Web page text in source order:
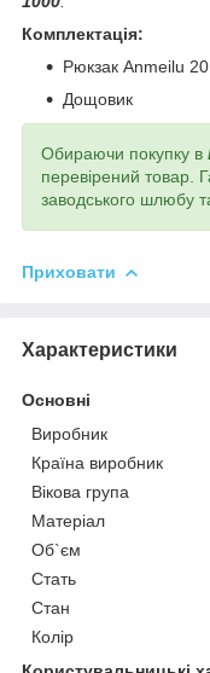
Комплектація:
Рюкзак Anmeilu
Дощовик
Обираючи покупку в
перевірений товар.
заводського шлюбу
Приховати
Характеристики
Основні
Виробник
Країна виробник
Вікова група
Матеріал
Об`єм
Стать
Стан
Колір